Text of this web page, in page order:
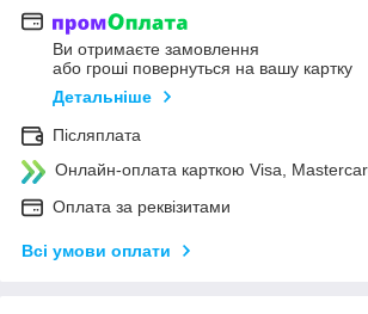
Ви отримаєте замовлення
або гроші повернуться на вашу картку
Детальніше
Післяплата
Онлайн-оплата карткою Visa,
Оплата за реквізитами
Всі умови оплати